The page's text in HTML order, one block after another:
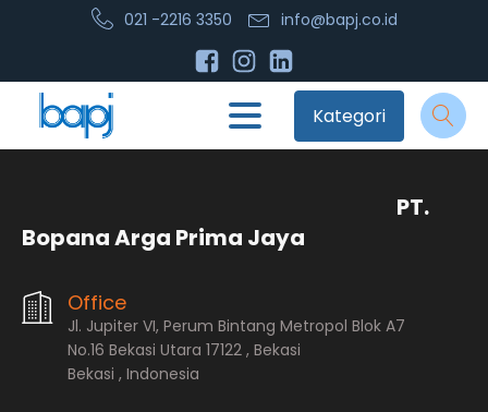
021 -2216 3350 info@bapj.co.id
Kategori
PT.
Bopana Arga Prima Jaya
Office
Jl. Jupiter VI, Perum Bintang Metropol Blok A7
No.16 Bekasi Utara 17122 , Bekasi
Bekasi , Indonesia